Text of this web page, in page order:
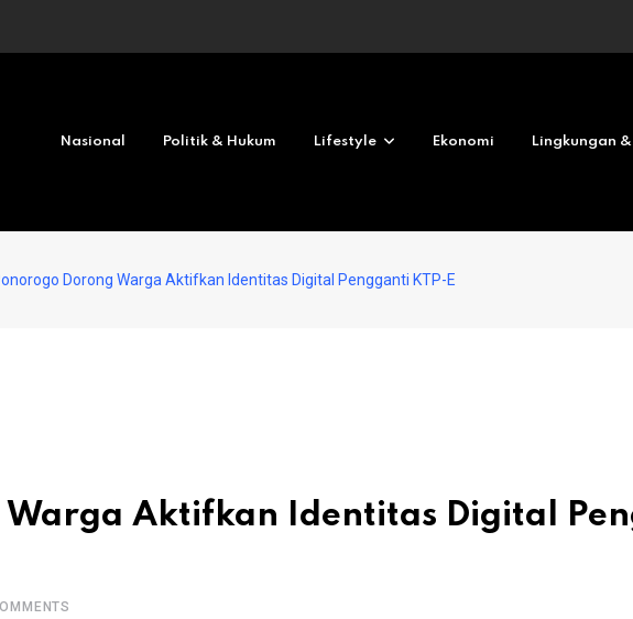
Nasional Politik & Hukum Lifestyle Ekonomi Lingkungan &
Dorong Warga Aktifkan Identitas Digital Pengganti KTP-E
Warga Aktifkan Identitas Digital